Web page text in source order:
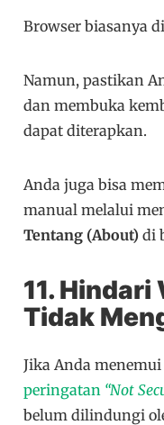
Browser biasanya
Namun, pastikan
dan membuka
dapat diterapkan.
Anda juga bisa
manual melalui
Tentang (About) di
11.
Tidak
Jika Anda
peringatan “Not
belum dilindungi